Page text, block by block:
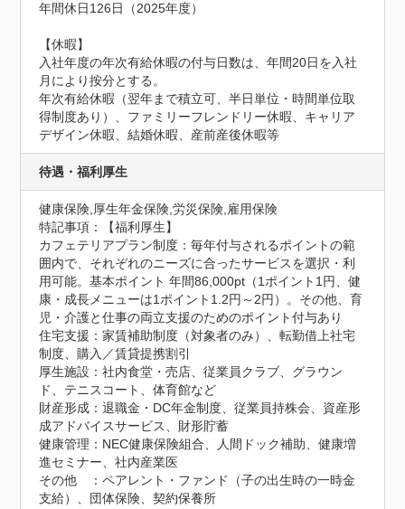
年間休日126日（2025年度）
【休暇】
入社年度の年次有給休暇の付与日数は、年間20日を入社
月により按分とする。
年次有給休暇（翌年まで積立可、半日単位・時間単位取
得制度あり）、ファミリーフレンドリー休暇、キャリア
デザイン休暇、結婚休暇、産前産後休暇等
待遇・福利厚生
健康保険,厚生年金保険,労災保険,雇用保険
特記事項：【福利厚生】
カフェテリアプラン制度：毎年付与されるポイントの範
囲内で、それぞれのニーズに合ったサービスを選択・利
用可能。基本ポイント 年間86,000pt（1ポイント1円、健
康・成長メニューは1ポイント1.2円～2円）。その他、育
児・介護と仕事の両立支援のためのポイント付与あり
住宅支援：家賃補助制度（対象者のみ）、転勤借上社宅
制度、購入／賃貸提携割引
厚生施設：社内食堂・売店、従業員クラブ、グラウン
ド、テニスコート、体育館など
財産形成：退職金・DC年金制度、従業員持株会、資産形
成アドバイスサービス、財形貯蓄
健康管理：NEC健康保険組合、人間ドック補助、健康増
進セミナー、社内産業医
その他　：ペアレント・ファンド（子の出生時の一時金
支給）、団体保険、契約保養所